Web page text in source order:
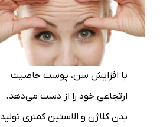
با افزایش سن، پوست خاصیت
ارتجاعی خود را از دست می‌دهد.
بدن کلاژن و الاستین کمتری تولید